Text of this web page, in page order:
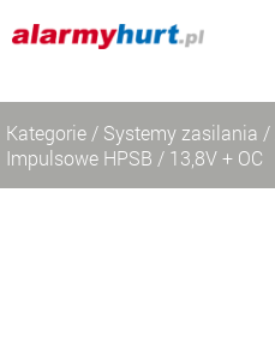
Kategorie / Systemy zasilania /
Impulsowe HPSB / 13,8V + OC